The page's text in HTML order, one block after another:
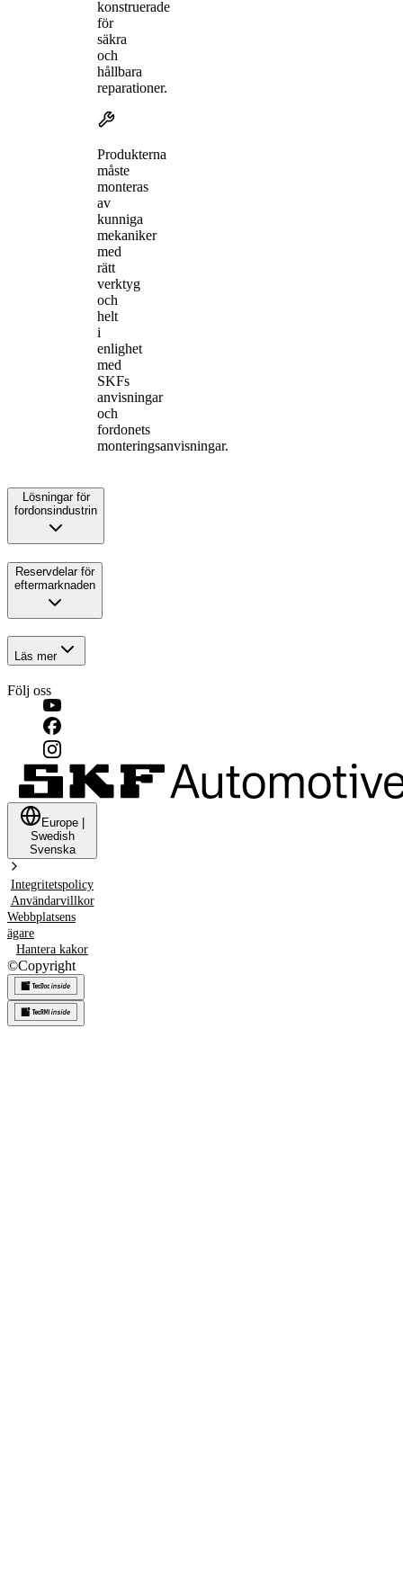
konstruerade
för
säkra
och
hållbara
reparationer.
Produkterna
måste
monteras
av
kunniga
mekaniker
med
rätt
verktyg
och
helt
i
enlighet
med
SKFs
anvisningar
och
fordonets
monteringsanvisningar.
Lösningar för
fordonsindustrin
Reservdelar för
eftermarknaden
Läs mer
Följ oss
Europe
Swedish
Svenska
Integritetspolicy
Användarvillkor
Webbplatsens
ägare
Hantera kakor
©Copyright